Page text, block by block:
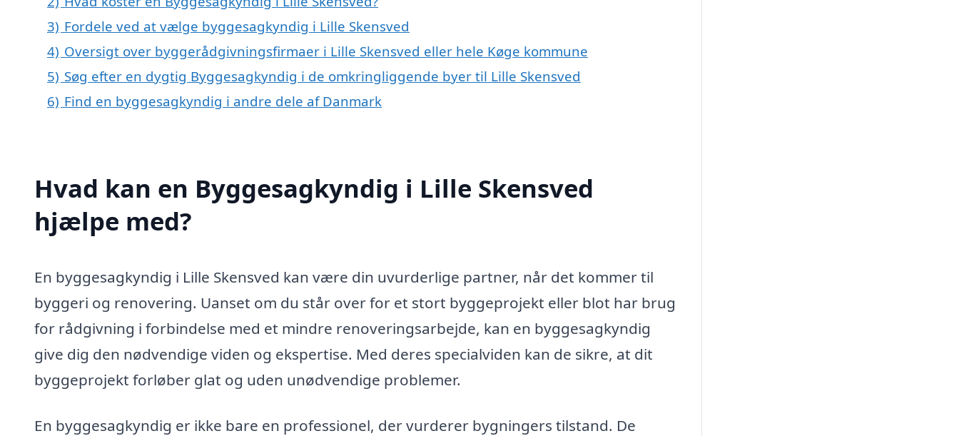
3) Fordele ved at vælge byggesagkyndig i Lille Skensved
4) Oversigt over byggerådgivningsfirmaer i Lille Skensved eller hele Køge kommune
5) Søg efter en dygtig Byggesagkyndig i de omkringliggende byer til Lille Skensved
6) Find en byggesagkyndig i andre dele af Danmark
Hvad kan en Byggesagkyndig i Lille Skensved
hjælpe med?
En byggesagkyndig i Lille Skensved kan være din uvurderlige partner, når det kommer til
byggeri og renovering. Uanset om du står over for et stort byggeprojekt eller blot har brug
for rådgivning i forbindelse med et mindre renoveringsarbejde, kan en byggesagkyndig
give dig den nødvendige viden og ekspertise. Med deres specialviden kan de sikre, at dit
byggeprojekt forløber glat og uden unødvendige problemer.
En byggesagkyndig er ikke bare en professionel, der vurderer bygningers tilstand. De